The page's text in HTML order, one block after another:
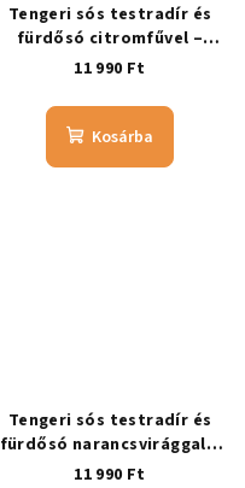
Tengeri sós testradír és
fürdősó citromfűvel –
CITROMFÜVES
11 990 Ft
Kosárba
Tengeri sós testradír és
fürdősó narancsvirággal –
NARANCSVIRÁGOS
11 990 Ft